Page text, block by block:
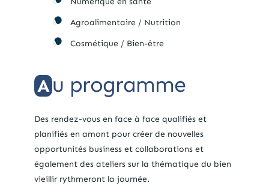
Agroalimentaire / Nutrition
Cosmétique / Bien-être
Au programme
Des rendez-vous en face à face qualifiés et
planifiés en amont pour créer de nouvelles
opportunités business et collaborations et
également des ateliers sur la thématique du bien
vieillir rythmeront la journée.